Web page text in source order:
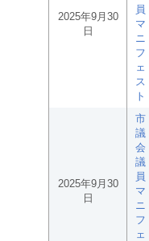
2025年9月30
日
員
マ
ニ
フ
ェ
ス
ト
2025年9月30
日
市
議
会
議
員
マ
ニ
フ
ェ